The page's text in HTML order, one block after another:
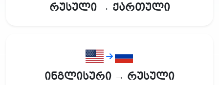
რუსული → ქართული
ინგლისური → რუსული